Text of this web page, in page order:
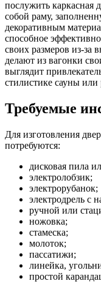
послужить каркасная
собой раму,
декоративным
способное
своих размеров из-
делают из вагонки
выглядит
стилистике сауны или
Требуемые
Для изготовления
потребуются:
дисковая пила
электролобзик;
электрорубанок;
электродрель с
ручной или
ножовка;
стамеска;
молоток;
пассатижи;
линейка,
простой